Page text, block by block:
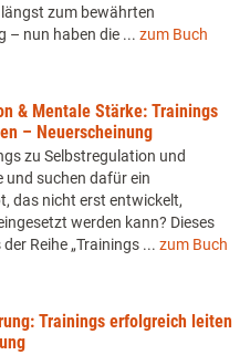
zum bewährten
– nun haben die ... zum Buch
& Mentale Stärke: Trainings
– Neuerscheinung
zu Selbstregulation und
und suchen dafür ein
das nicht erst entwickelt,
werden kann? Dieses
Reihe „Trainings ... zum Buch
Trainings erfolgreich leiten